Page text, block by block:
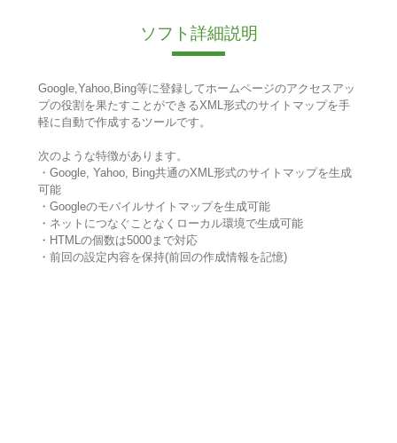
ソフト詳細説明
Google,Yahoo,Bing等に登録してホームページのアクセスアッ
プの役割を果たすことができるXML形式のサイトマップを手
軽に自動で作成するツールです。
次のような特徴があります。
・Google, Yahoo, Bing共通のXML形式のサイトマップを生成
可能
・Googleのモバイルサイトマップを生成可能
・ネットにつなぐことなくローカル環境で生成可能
・HTMLの個数は5000まで対応
・前回の設定内容を保持(前回の作成情報を記憶)